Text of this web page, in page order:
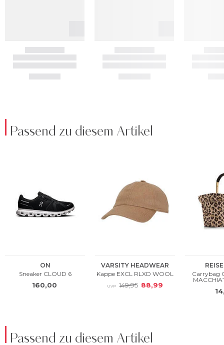
Passend zu diesem Artikel
Passend zu diesem Artikel